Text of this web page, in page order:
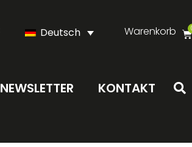
Deutsch Warenkorb
NEWSLETTER KONTAKT